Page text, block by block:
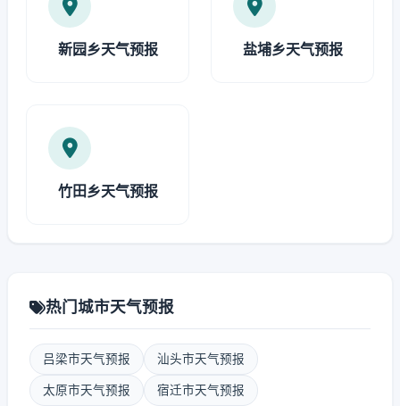
新园乡天气预报 盐埔乡天气预报
竹田乡天气预报
热门城市天气预报
吕梁市天气预报 汕头市天气预报
太原市天气预报 宿迁市天气预报